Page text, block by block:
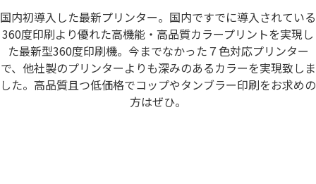
国内初導入した最新プリンター。国内ですでに導入されている
360度印刷より優れた高機能・高品質カラープリントを実現し
た最新型360度印刷機。今までなかった７色対応プリンター
で、他社製のプリンターよりも深みのあるカラーを実現致しま
した。高品質且つ低価格でコップやタンブラー印刷をお求めの
方はぜひ。